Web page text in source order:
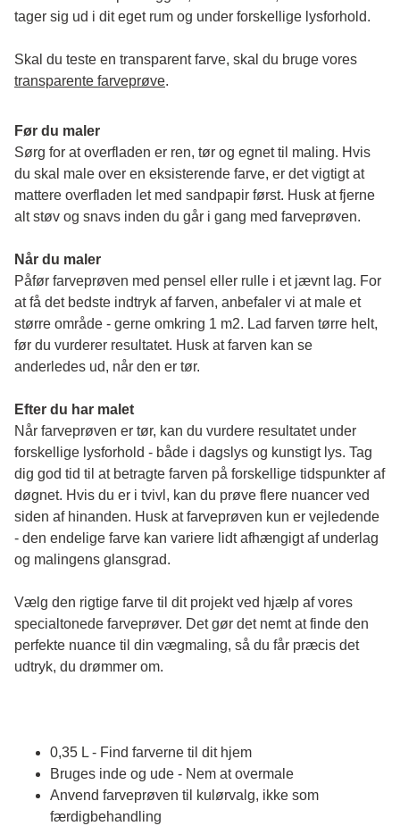
tager sig ud i dit eget rum og under forskellige lysforhold.
transparente farveprøve.
Før du maler
Sørg for at overfladen er ren, tør og egnet til maling. Hvis
du skal male over en eksisterende farve, er det vigtigt at
mattere overfladen let med sandpapir først. Husk at fjerne
alt støv og snavs inden du går i gang med farveprøven.
Når du maler
Påfør farveprøven med pensel eller rulle i et jævnt lag. For
at få det bedste indtryk af farven, anbefaler vi at male et
større område - gerne omkring 1 m2. Lad farven tørre helt,
før du vurderer resultatet. Husk at farven kan se
anderledes ud, når den er tør.
Efter du har malet
Når farveprøven er tør, kan du vurdere resultatet under
forskellige lysforhold - både i dagslys og kunstigt lys. Tag
dig god tid til at betragte farven på forskellige tidspunkter af
døgnet. Hvis du er i tvivl, kan du prøve flere nuancer ved
siden af hinanden. Husk at farveprøven kun er vejledende
- den endelige farve kan variere lidt afhængigt af underlag
og malingens glansgrad.
Vælg den rigtige farve til dit projekt ved hjælp af vores
specialtonede farveprøver. Det gør det nemt at finde den
perfekte nuance til din vægmaling, så du får præcis det
udtryk, du drømmer om.
0,35 L - Find farverne til dit hjem
Bruges inde og ude - Nem at overmale
Anvend farveprøven til kulørvalg, ikke som
færdigbehandling